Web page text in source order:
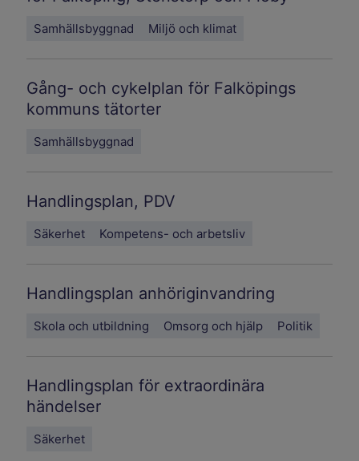
Samhällsbyggnad Miljö och klimat
Gång- och cykelplan för Falköpings
kommuns tätorter
Samhällsbyggnad
Handlingsplan, PDV
Säkerhet Kompetens- och arbetsliv
Handlingsplan anhöriginvandring
Skola och utbildning Omsorg och hjälp Politik
Handlingsplan för extraordinära
händelser
Säkerhet